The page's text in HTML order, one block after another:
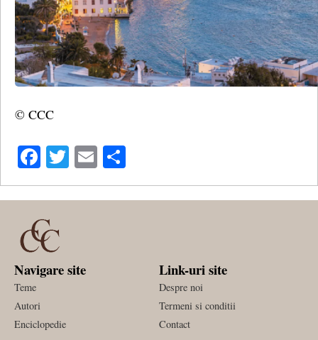
© CCC
Facebook
Twitter
Email
Navigare site
Teme
Autori
Enciclopedie
Link-uri site
Despre noi
Termeni si conditii
Contact